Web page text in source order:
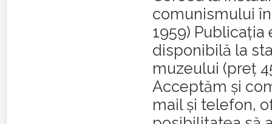
comunismului
1959) Publicația
disponibilă la
muzeului (preț
Acceptăm și
mail și telefon,